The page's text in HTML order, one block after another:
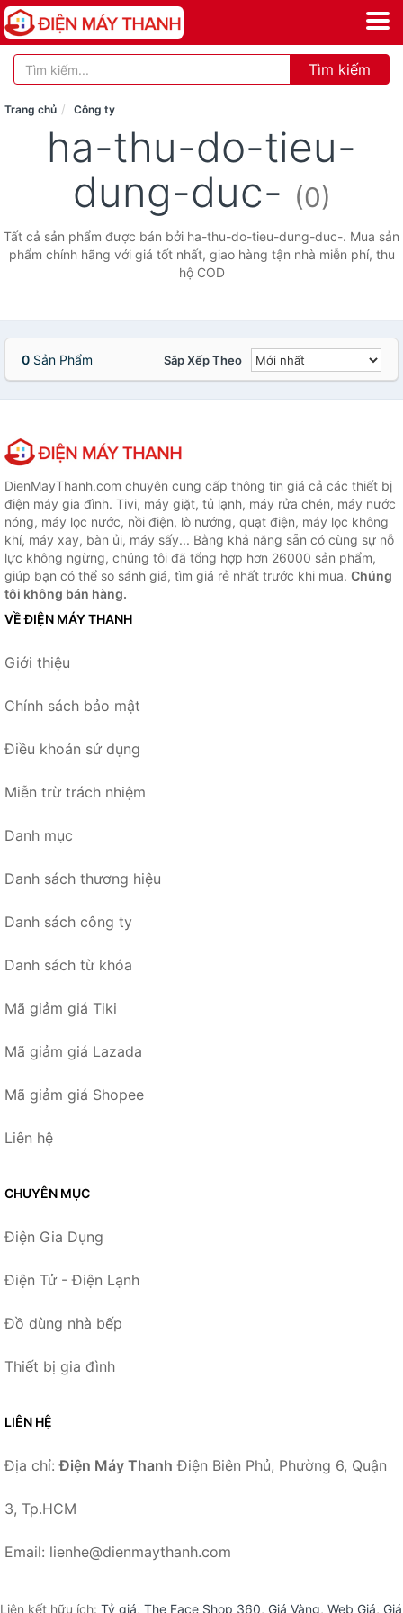
Tìm kiếm
Trang chủ Công ty
ha-thu-do-tieu-
dung-duc- (0)
Tất cả sản phẩm được bán bởi ha-thu-do-tieu-dung-duc-. Mua sản
phẩm chính hãng với giá tốt nhất, giao hàng tận nhà miễn phí, thu
hộ COD
0 Sản Phẩm Sắp Xếp Theo
DienMayThanh.com chuyên cung cấp thông tin giá cả các thiết bị
điện máy gia đình. Tivi, máy giặt, tủ lạnh, máy rửa chén, máy nước
nóng, máy lọc nước, nồi điện, lò nướng, quạt điện, máy lọc không
khí, máy xay, bàn ủi, máy sấy... Bằng khả năng sẵn có cùng sự nỗ
lực không ngừng, chúng tôi đã tổng hợp hơn 26000 sản phẩm,
giúp bạn có thể so sánh giá, tìm giá rẻ nhất trước khi mua. Chúng
tôi không bán hàng.
VỀ ĐIỆN MÁY THANH
Giới thiệu
Chính sách bảo mật
Điều khoản sử dụng
Miễn trừ trách nhiệm
Danh mục
Danh sách thương hiệu
Danh sách công ty
Danh sách từ khóa
Mã giảm giá Tiki
Mã giảm giá Lazada
Mã giảm giá Shopee
Liên hệ
CHUYÊN MỤC
Điện Gia Dụng
Điện Tử - Điện Lạnh
Đồ dùng nhà bếp
Thiết bị gia đình
LIÊN HỆ
Địa chỉ:Điện Máy Thanh Điện Biên Phủ, Phường 6, Quận
3, Tp.HCM
Email: lienhe@dienmaythanh.com
Liên kết hữu ích: Tỷ giá, The Face Shop 360, Giá Vàng, Web Giá, Giá